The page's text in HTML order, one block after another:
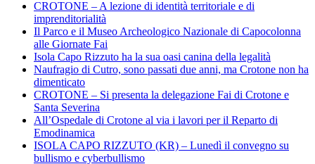
CROTONE – A lezione di identità territoriale e di
imprenditorialità
Il Parco e il Museo Archeologico Nazionale di Capocolonna
alle Giornate Fai
Isola Capo Rizzuto ha la sua oasi canina della legalità
Naufragio di Cutro, sono passati due anni, ma Crotone non ha
dimenticato
CROTONE – Si presenta la delegazione Fai di Crotone e
Santa Severina
All’Ospedale di Crotone al via i lavori per il Reparto di
Emodinamica
ISOLA CAPO RIZZUTO (KR) – Lunedì il convegno su
bullismo e cyberbullismo